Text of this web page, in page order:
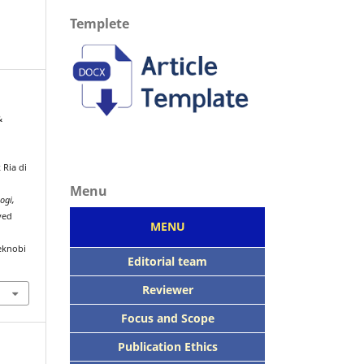
Ria di
Templete
Menu
MENU
Editorial team
Reviewer
Focus and Scope
Publication Ethics